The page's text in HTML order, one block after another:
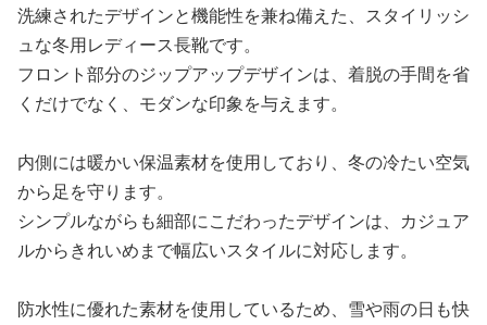
洗練されたデザインと機能性を兼ね備えた、スタイリッシ
ュな冬用レディース長靴です。
フロント部分のジップアップデザインは、着脱の手間を省
くだけでなく、モダンな印象を与えます。
内側には暖かい保温素材を使用しており、冬の冷たい空気
から足を守ります。
シンプルながらも細部にこだわったデザインは、カジュア
ルからきれいめまで幅広いスタイルに対応します。
防水性に優れた素材を使用しているため、雪や雨の日も快